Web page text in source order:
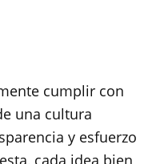
cumplir con
una cultura
y esfuerzo
cada idea bien